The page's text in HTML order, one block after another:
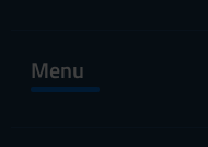
Menu